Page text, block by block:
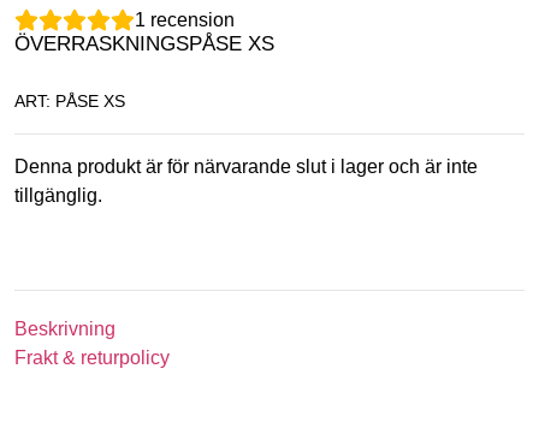
1 recension
ÖVERRASKNINGSPÅSE XS
ART: PÅSE XS
Denna produkt är för närvarande slut i lager och är inte
tillgänglig.
Beskrivning
Frakt & returpolicy